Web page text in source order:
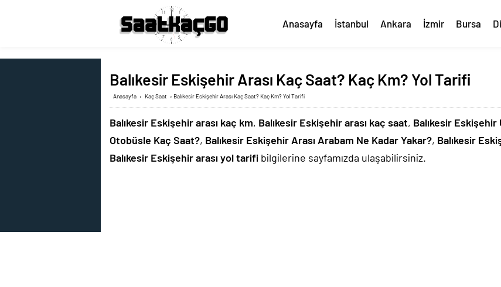
Anasayfa İstanbul Ankara İzmir Bursa
Balıkesir Eskişehir Arası Kaç Saat? Kaç Km? Yol Tarifi
Anasayfa › Kaç Saat › Balıkesir Eskişehir Arası Kaç Saat? Kaç Km? Yol Tarifi
Balıkesir Eskişehir arası kaç km, Balıkesir Eskişehir arası kaç saat, Balıkesir
Otobüsle Kaç Saat?, Balıkesir Eskişehir Arası Arabam Ne Kadar Yakar?, Balıkesir
Balıkesir Eskişehir arası yol tarifi bilgilerine sayfamızda ulaşabilirsiniz.